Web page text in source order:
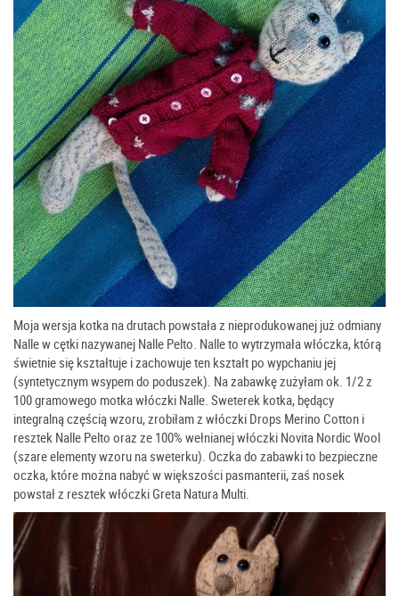
Moja wersja kotka na drutach powstała z nieprodukowanej już odmiany
Nalle w cętki nazywanej Nalle Pelto. Nalle to wytrzymała włóczka, którą
świetnie się kształtuje i zachowuje ten kształt po wypchaniu jej
(syntetycznym wsypem do poduszek). Na zabawkę zużyłam ok. 1/2 z
100 gramowego motka włóczki Nalle. Sweterek kotka, będący
integralną częścią wzoru, zrobiłam z włóczki Drops Merino Cotton i
resztek Nalle Pelto oraz ze 100% wełnianej włóczki Novita Nordic Wool
(szare elementy wzoru na sweterku). Oczka do zabawki to bezpieczne
oczka, które można nabyć w większości pasmanterii, zaś nosek
powstał z resztek włóczki Greta Natura Multi.